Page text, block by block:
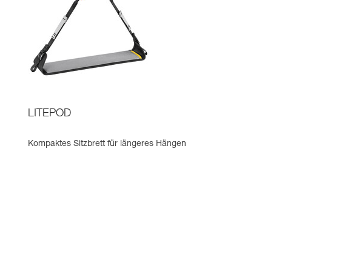
LITEPOD
Kompaktes Sitzbrett für längeres Hängen